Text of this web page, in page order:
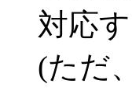
対応
(ただ